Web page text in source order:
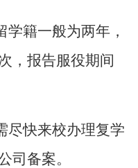
学籍一般为两年，
，报告服役期间
尽快来校办理复学
司备案。